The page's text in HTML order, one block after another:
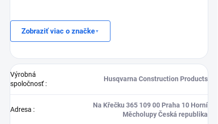
Zobraziť viac o značke
Výrobná
spoločnosť:
Husqvarna Construction Products
Adresa :
Na Křečku 365 109 00 Praha 10 Horní
Měcholupy Česká republika